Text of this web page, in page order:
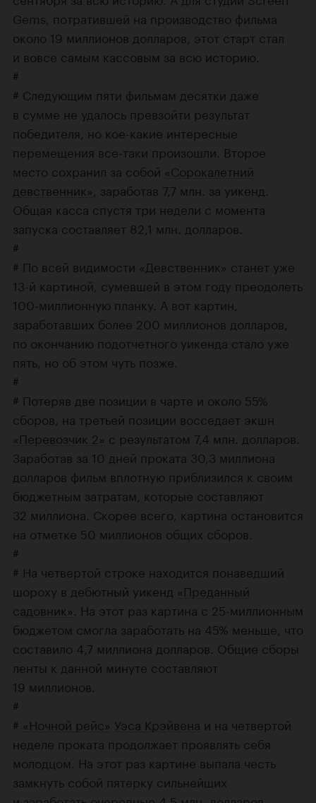
Gems, потратившей на производство фильма
около 19 миллионов долларов, этот старт стал
и вовсе самым кассовым за всю историю.
#
# Следующим пяти фильмам десятки даже
в сумме не удалось превзойти результат
победителя, но кое-какие интересные
перемещения все-таки произошли. Второе
место сохранил за собой «Сорокалетний
девственник» , заработав 7,7 млн. за уикенд.
Общая касса спустя три недели с момента
запуска составляет 82,1 млн. долларов.
#
# По всей видимости «Девственник» станет уже
13-й картиной, сумевшей в этом году преодолеть
100-миллионную планку. А вот картин,
заработавших более 200 миллионов долларов,
по окончанию подотчетного уикенда стало уже
пять, но об этом чуть позже.
#
# Потеряв две позиции в чарте и около 55%
сборов, на третьей позиции восседает экшн
«Перевозчик 2» с результатом 7,4 млн. долларов.
Заработав за 10 дней проката 30,3 миллиона
долларов фильм вплотную приблизился к своим
бюджетным затратам, которые составляют
32 миллиона. Скорее всего, картина остановится
на отметке 50 миллионов общих сборов.
#
# На четвертой строке находится понаведший
шороху в дебютный уикенд «Преданный
садовник» . На этот раз картина с 25-миллионным
бюджетом смогла заработать на 45% меньше, что
составило 4,7 миллиона долларов. Общие сборы
ленты к данной минуте составляют
19 миллионов.
#
# «Ночной рейс» Уэса Крэйвена и на четвертой
неделе проката продолжает проявлять себя
молодцом. На этот раз картине выпала честь
замкнуть собой пятерку сильнейших